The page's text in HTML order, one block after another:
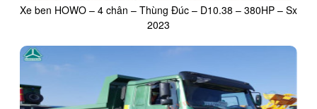
Xe ben HOWO – 4 chân – Thùng Đúc – D10.38 – 380HP – Sx
2023